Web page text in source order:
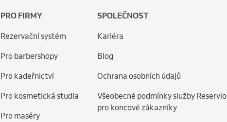
PRO FIRMY
Rezervační systém
Pro barbershopy
Pro kadeřnictví
Pro kosmetická studia
Pro maséry
SPOLEČNOST
Kariéra
Blog
Ochrana osobních údajů
Všeobecné podmínky služby Reservio
pro koncové zákazníky